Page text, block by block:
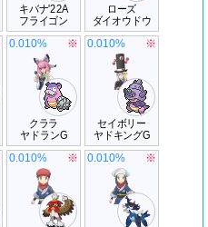
キバナ'22A
フライゴン
ローズ
ダイオウドウ
クララ
ヤドランG
0.010% ※
セイボリー
ヤドキングG
0.010% ※
0.010% ※ 0.010% ※